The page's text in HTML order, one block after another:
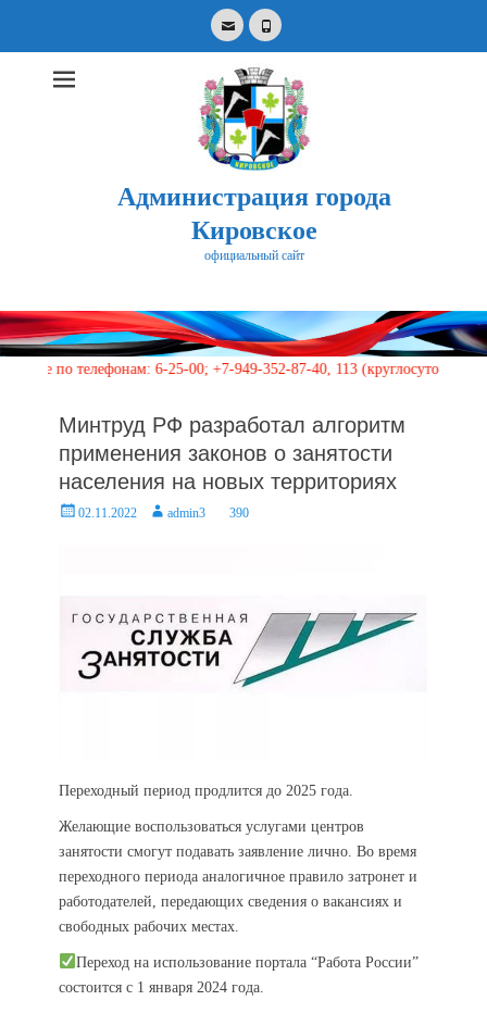
EmailPhone
Администрация города
Кировское
официальный сайт
for:
телефонам: 6-25-00; +7-949-352-87-40, 113 (круглосуточно)
Минтруд РФ разработал алгоритм
применения законов о занятости
населения на новых территориях
Posted02.11.2022 Authoradmin3 390
Переходный период продлится до 2025 года.
Желающие воспользоваться услугами центров
занятости смогут подавать заявление лично. Во время
переходного периода аналогичное правило затронет и
работодателей, передающих сведения о вакансиях и
свободных рабочих местах.
Переход на использование портала “Работа России”
состоится с 1 января 2024 года.